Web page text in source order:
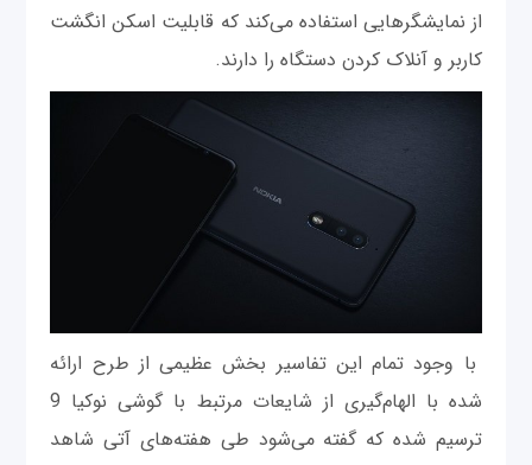
از نمایشگرهایی استفاده می‌کند که قابلیت اسکن انگشت
کاربر و آنلاک کردن دستگاه را دارند.
با وجود تمام این تفاسیر بخش عظیمی از طرح ارائه
شده با الهام‌گیری از شایعات مرتبط با گوشی نوکیا 9
ترسیم شده که گفته می‌شود طی هفته‌های آتی شاهد